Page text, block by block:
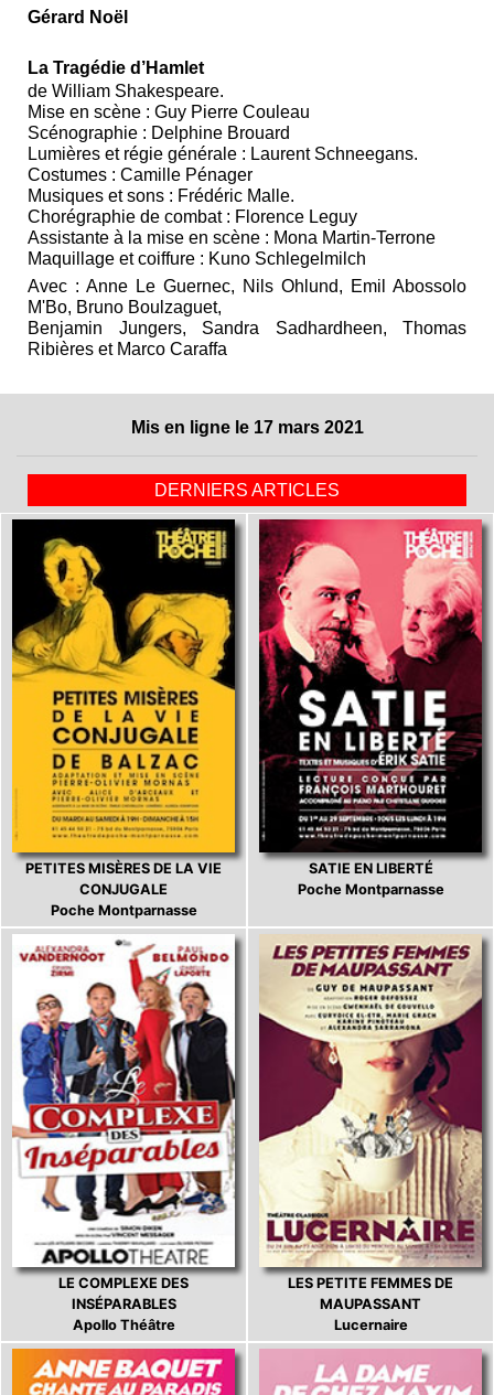
Gérard Noël
La Tragédie d’Hamlet
de William Shakespeare.
Mise en scène : Guy Pierre Couleau
Scénographie : Delphine Brouard
Lumières et régie générale : Laurent Schneegans.
Costumes : Camille Pénager
Musiques et sons : Frédéric Malle.
Chorégraphie de combat : Florence Leguy
Assistante à la mise en scène : Mona Martin-Terrone
Maquillage et coiffure : Kuno Schlegelmilch
Avec : Anne Le Guernec, Nils Ohlund, Emil Abossolo
M'Bo, Bruno Boulzaguet,
Benjamin Jungers, Sandra Sadhardheen, Thomas
Ribières et Marco Caraffa
Mis en ligne le 17 mars 2021
DERNIERS ARTICLES
PETITES MISÈRES DE LA VIE
CONJUGALE
Poche Montparnasse
SATIE EN LIBERTÉ
Poche Montparnasse
LE COMPLEXE DES
INSÉPARABLES
Apollo Théâtre
LES PETITE FEMMES DE
MAUPASSANT
Lucernaire